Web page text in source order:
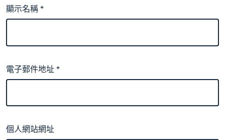
顯示名稱*
電子郵件地址*
個人網站網址